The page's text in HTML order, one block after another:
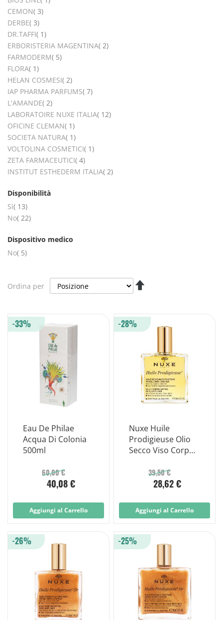
Ordina per
Eau De Philae
Acqua Di Colonia
500ml
60,00 €
40,08 €
-33%
Aggiungi al Carrello
Nuxe Huile
Prodigieuse Olio
Secco Viso Corpo
100ml39,50 €
28,62 €
-28%
Aggiungi al Carrello
-26% -25%
CEMON 3elementi
DERBE 3elementi
DR.TAFFI 1elemento
ERBORISTERIA MAGENTINA 2elementi
FARMODERM 5elementi
FLORA 1elemento
HELAN COSMESI 2elementi
IAP PHARMA PARFUMS 7elementi
L'AMANDE 2elementi
LABORATOIRE NUXE ITALIA 12elementi
OFICINE CLEMAN 1elemento
SOCIETA NATURA 1elemento
VOLTOLINA COSMETICI 1elemento
ZETA FARMACEUTICI 4elementi
INSTITUT ESTHEDERM ITALIA 2elementi
Disponibilità
Sì 13elementi
No 22elementi
Dispositivo medico
No 5elementi